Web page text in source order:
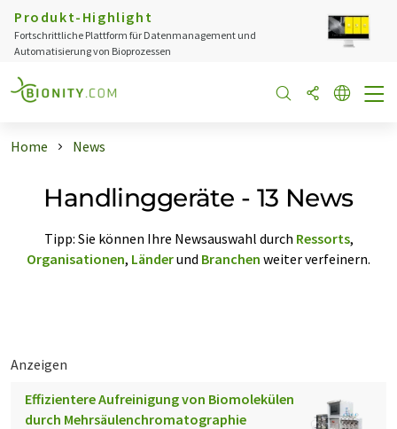
Produkt-Highlight
Fortschrittliche Plattform für Datenmanagement und
Automatisierung von Bioprozessen
Home News
Handlinggeräte - 13 News
Tipp: Sie können Ihre Newsauswahl durch Ressorts,
Organisationen, Länderund Branchen weiter verfeinern.
Anzeigen
Effizientere Aufreinigung von Biomolekülen
durch Mehrsäulenchromatographie